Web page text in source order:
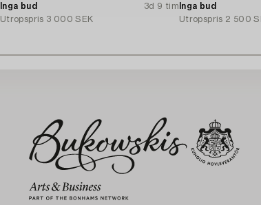
Inga bud
3d 9 tim
Utropspris 3 000 SEK
Inga bud
Utropspris 2 500